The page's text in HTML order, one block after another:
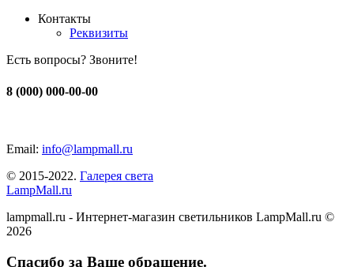
Контакты
Реквизиты
Есть вопросы? Звоните!
8 (000) 000-00-00
Email: info@lampmall.ru
© 2015-2022. Галерея света
LampMall.ru
lampmall.ru - Интернет-магазин светильников LampMall.ru ©
2026
Спасибо за Ваше обращение.